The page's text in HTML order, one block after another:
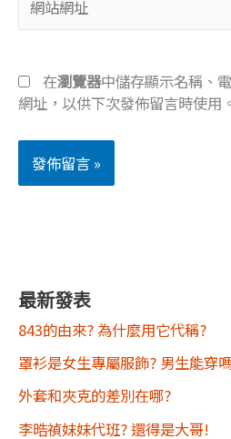
站
在瀏覽器中儲存顯示名稱、
網址，以供下次發佈留言時使用。
最新發表
843的由來? 為什麼用它代稱?
罩衫是女生專屬服飾? 男生能穿
外套和夾克的差別在哪?
李晧禎妹妹代班? 還得是大哥!